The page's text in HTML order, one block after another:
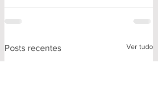
Posts recentes Ver tudo